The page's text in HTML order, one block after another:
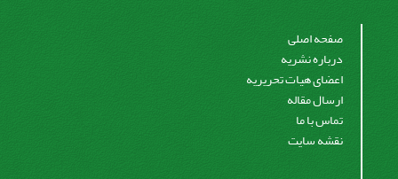
صفحه اصلی
درباره نشریه
اعضای هیات تحریریه
ارسال مقاله
تماس با ما
نقشه سایت